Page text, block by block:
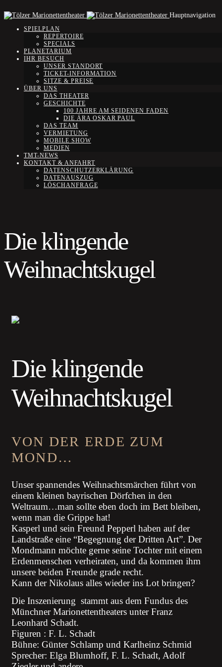
Hauptnavigation
SPIELPLAN
REPERTOIRE
SPECIALS
PLANETARIUM
IHR BESUCH
UNSER STANDORT
TICKET-INFORMATION
SITZE & PREISE
ÜBER UNS
DAS THEATER
GESCHICHTE
100 JAHRE AM SEIDENEN FADEN
DIE ÄRA OSKAR PAUL
DAS TEAM
VERMIETUNG
MOBILE SHOW
MEDIEN
TMT-NEWS
KONTAKT & ANFAHRT
DATENSCHUTZERKLÄRUNG
DATENAUSZUG
LÖSCHANFRAGE
Die klingende
Weihnachtskugel
Die klingende
Weihnachtskugel
VON DER ERDE ZUM
MOND…
Unser spannendes Weihnachtsmärchen führt von
einem kleinen bayrischen Dörfchen in den
Weltraum…man sollte eben doch im Bett bleiben,
wenn man die Grippe hat!
Kasperl und sein Freund Pepperl haben auf der
Landstraße eine “Begegnung der Dritten Art”. Der
Mondmann möchte gerne seine Tochter mit einem
Erdenmenschen verheiraten, und da kommen ihm
unsere beiden Freunde grade recht.
Kann der Nikolaus alles wieder ins Lot bringen?
Die Inszenierung stammt aus dem Fundus des
Münchner Marionettentheaters unter Franz
Leonhard Schadt.
Figuren : F. L. Schadt
Bühne: Günter Schlamp und Karlheinz Schmid
Sprecher: Elga Blumhoff, F. L. Schadt, Adolf